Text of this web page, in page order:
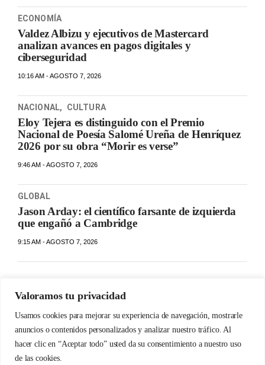
Valoramos tu privacidad
Usamos cookies para mejorar su experiencia de navegación, mostrarle
anuncios o contenidos personalizados y analizar nuestro tráfico. Al
hacer clic en “Aceptar todo” usted da su consentimiento a nuestro uso
de las cookies.
ECONOMÍA
Valdez Albizu y ejecutivos de Mastercard
analizan avances en pagos digitales y
ciberseguridad
10:16 AM - AGOSTO 7, 2026
NACIONAL, CULTURA
Eloy Tejera es distinguido con el Premio
Nacional de Poesía Salomé Ureña de Henríquez
2026 por su obra “Morir es verse”
9:46 AM - AGOSTO 7, 2026
GLOBAL
Jason Arday: el científico farsante de izquierda
que engañó a Cambridge
9:15 AM - AGOSTO 7, 2026